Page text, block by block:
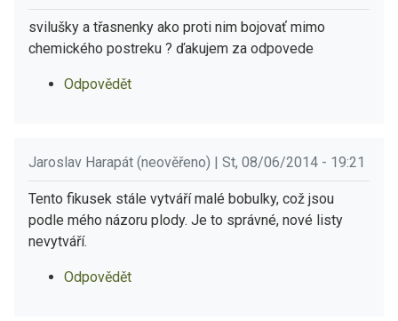
svilušky a třasnenky ako proti nim bojovať mimo
chemického postreku ? ďakujem za odpovede
Odpovědět
Jaroslav Harapát (neověřeno) | St, 08/06/2014 - 19:21
Tento fikusek stále vytváří malé bobulky, což jsou
podle mého názoru plody. Je to správné, nové listy
nevytváří.
Odpovědět